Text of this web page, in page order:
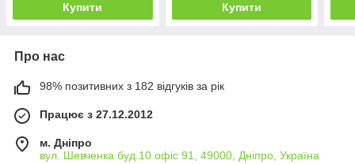
Купити Купити
Про нас
98% позитивних з 182 відгуків за рік
Працює з 27.12.2012
м. Дніпро
вул. Шевченка буд.10 офіс 91, 49000, Дніпро, Україна